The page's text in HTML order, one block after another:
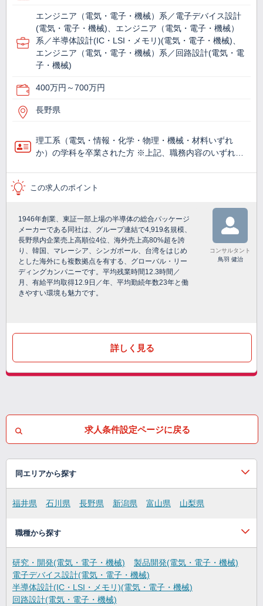
エンジニア（電気・電子・機械）系／電子デバイス設計
(電気・電子・機械)、エンジニア（電気・電子・機械）
系／半導体設計(IC・LSI・メモリ)(電気・電子・機械)、
エンジニア（電気・電子・機械）系／回路設計(電気・電
子・機械)
400万円～700万円
長野県
理工系（電気・情報・化学・物理・機械・材料いずれ
か）の学科を卒業された方 ※上記、職務内容のいずれ…
この求人のポイント
1946年創業、東証一部上場の半導体の総合パッケージ
メーカーである同社は、グループ連結で4,919名規模、
長野県内企業売上高順位4位、海外売上高80%超を誇
り、韓国、マレーシア、シンガポール、台湾をはじめ
とした海外にも複数拠点を有する、グローバル・リー
ディングカンパニーです。平均残業時間12.3時間／
月、有給平均取得12.9日／年、平均勤続年数23年と働
きやすい環境も魅力です。
コンサルタント
鳥羽 健治
詳しく見る
求人条件設定ページに戻る
同エリアから探す
福井県 石川県 長野県 新潟県 富山県 山梨県
職種から探す
研究・開発(電気・電子・機械)
製品開発(電気・電子・機械)
電子デバイス設計(電気・電子・機械)
半導体設計(IC・LSI・メモリ)(電気・電子・機械)
回路設計(電気・電子・機械)